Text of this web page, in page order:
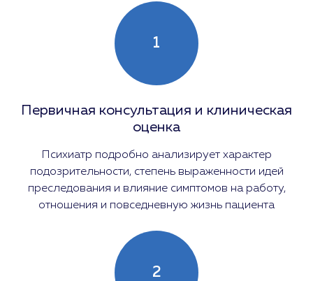
1
Первичная консультация и клиническая
оценка
Психиатр подробно анализирует характер
подозрительности, степень выраженности идей
преследования и влияние симптомов на работу,
отношения и повседневную жизнь пациента
2